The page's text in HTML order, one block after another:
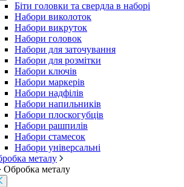
Біти головки та свердла в наборі
Набори виколоток
Набори викруток
Набори головок
Набори для заточування
Набори для розмітки
Набори ключів
Набори маркерів
Набори надфілів
Набори напильників
Набори плоскогубців
Набори рашпилів
Набори стамесок
Набори універсальні
металу
Обробка металу